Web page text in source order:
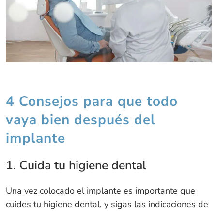
4 Consejos para que todo
vaya bien después del
implante
1. Cuida tu higiene dental
Una vez colocado el implante es importante que
cuides tu higiene dental, y sigas las indicaciones de